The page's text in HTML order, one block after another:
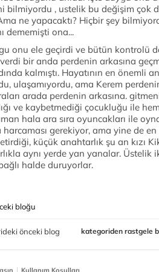
bilmiyordu , ustelik bu değişim çok
ne yapacaktı? Hiçbir şey
dememişti ona...
onu ele geçirdi ve bütün kontrolü
bir anda perdenin arkasına
kalmıştı. Hayatının en önemli
ulaşamıyordu, ama Kerem
arada perdenin arkasına.
ve kaybetmediği çocukluğu ile
hala ara sıra oyuncakları ile
harcaması gerekiyor, ama yine de
küçük anahtarlık şu an kızı
aynı yerde yan yanalar. Üstelik
halde duruyorlar.
bloğu
önceki blog kategoriden rastgele
| Kullanım Koşulları